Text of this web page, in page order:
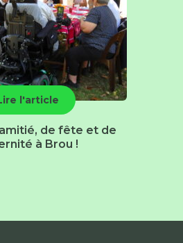
l'article
de fête et de
à Brou !